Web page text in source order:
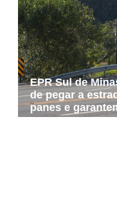
EPR Sul de
de pegar a
panes e